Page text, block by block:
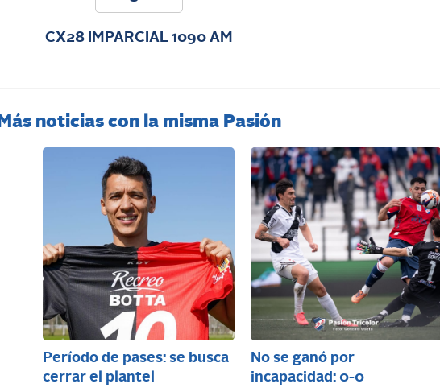
CX28 IMPARCIAL 1090 AM
Más noticias con la misma Pasión
Período de pases: se busca
cerrar el plantel
No se ganó por
incapacidad: 0-0